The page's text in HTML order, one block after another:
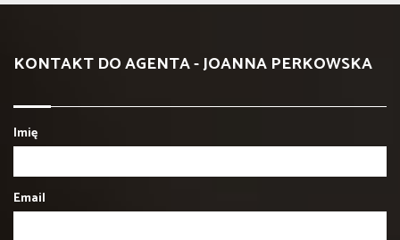
KONTAKT DO AGENTA - JOANNA PERKOWSKA
Imię
Email